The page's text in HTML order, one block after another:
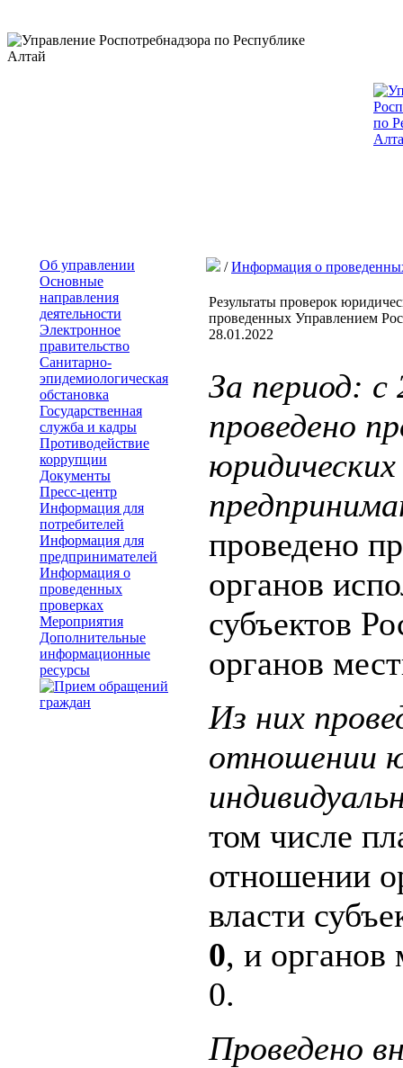
Об управлении
Основные
направления
деятельности
Электронное
правительство
Санитарно-
эпидемиологическая
обстановка
Государственная
служба и кадры
Противодействие
коррупции
Документы
Пресс-центр
Информация для
потребителей
Информация для
предпринимателей
Информация о
проведенных
проверках
Мероприятия
Дополнительные
информационные
ресурсы
/Информация о
Результаты проверок
проведенных Управлением
28.01.2022
За период:
проведено
проведено
органов
субъектов
органов
Из них
отношении
том числе
отношении
власти
0, и органов
0.
Проведено